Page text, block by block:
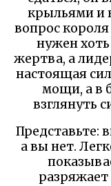
крыльями и
вопрос
нужен
жертва, а
настоящая
мощи, а в
взглянуть
Представьте:
а вы нет.